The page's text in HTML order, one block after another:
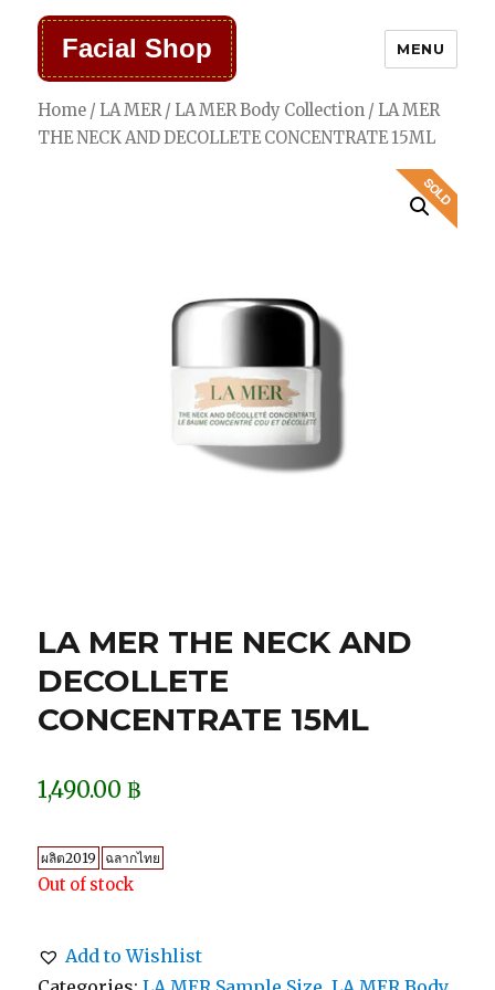
Facial Shop MENU
Home / LA MER/ LA MER Body Collection / LA MER
THE NECK AND DECOLLETE CONCENTRATE 15ML
LA MER THE NECK AND
DECOLLETE
CONCENTRATE 15ML
1,490.00฿
ผลิต2019 ฉลากไทย
Out of stock
Add to Wishlist